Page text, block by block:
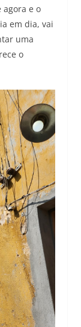
agora e o
em dia, vai
uma
o